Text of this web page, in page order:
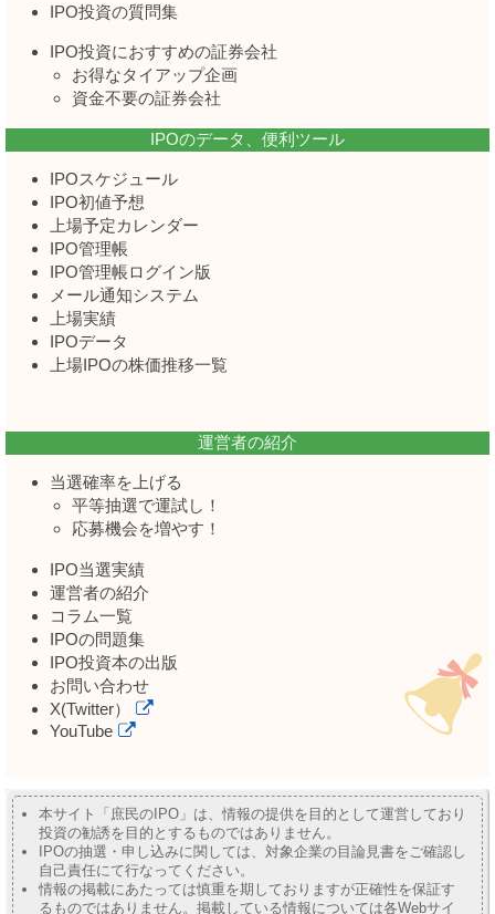
IPO投資の質問集
IPO投資におすすめの証券会社
お得なタイアップ企画
資金不要の証券会社
IPOのデータ、便利ツール
IPOスケジュール
IPO初値予想
上場予定カレンダー
IPO管理帳
IPO管理帳ログイン版
メール通知システム
上場実績
IPOデータ
上場IPOの株価推移一覧
運営者の紹介
当選確率を上げる
平等抽選で運試し！
応募機会を増やす！
IPO当選実績
運営者の紹介
コラム一覧
IPOの問題集
IPO投資本の出版
お問い合わせ
X(Twitter）
YouTube
本サイト「庶民のIPO」は、情報の提供を目的として運営しており
投資の勧誘を目的とするものではありません。
IPOの抽選・申し込みに関しては、対象企業の目論見書をご確認し
自己責任にて行なってください。
情報の掲載にあたっては慎重を期しておりますが正確性を保証す
るものではありません。掲載している情報については各Webサイ